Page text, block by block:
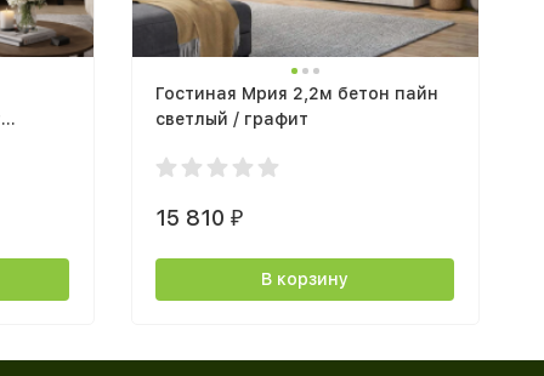
Гостиная Мрия 2,2м бетон пайн
светлый / графит
15 810 ₽
В корзину